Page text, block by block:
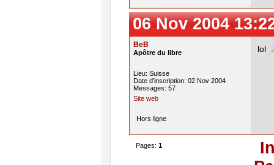
06 Nov 2004
BeB
Apôtre du libre
Lieu: Suisse
Date d'inscription: 02 Nov 2004
Messages: 57
Site web
lol
Hors ligne
Pages: 1